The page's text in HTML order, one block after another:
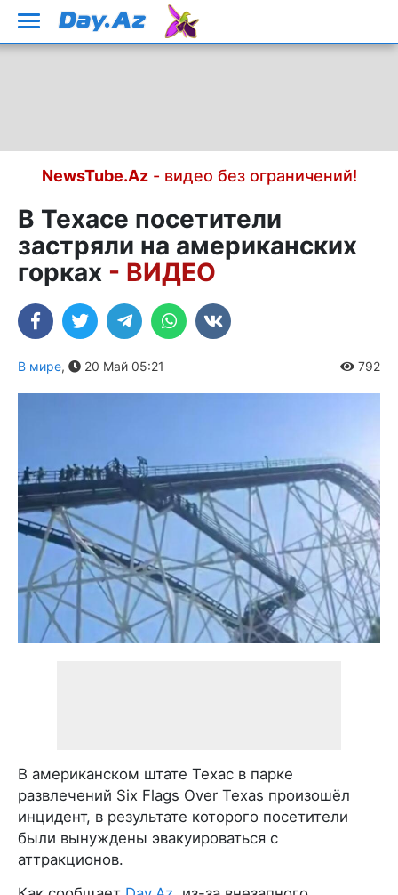
NewsTube.Az- видео без ограничений!
В Техасе посетители
застряли на американских
горках - ВИДЕО
В мире, 20 Май 05:21 792
В американском штате Техас в парке
развлечений Six Flags Over Texas произошёл
инцидент, в результате которого посетители
были вынуждены эвакуироваться с
аттракционов.